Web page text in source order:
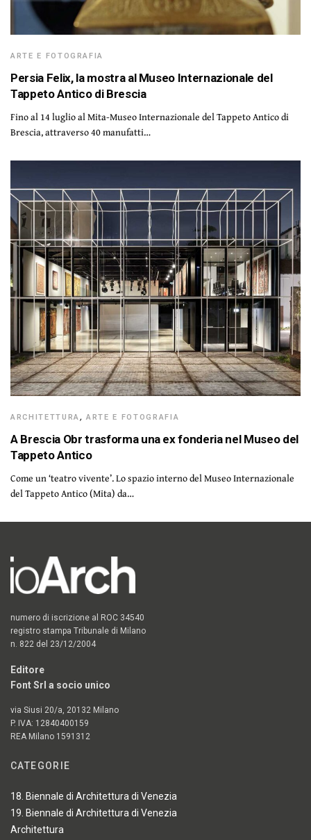
ARTE E FOTOGRAFIA
Persia Felix, la mostra al Museo Internazionale del
Tappeto Antico di Brescia
Fino al 14 luglio al Mita-Museo Internazionale del Tappeto Antico di
Brescia, attraverso 40 manufatti…
ARCHITETTURA,ARTE E FOTOGRAFIA
A Brescia Obr trasforma una ex fonderia nel Museo del
Tappeto Antico
Come un ‘teatro vivente’. Lo spazio interno del Museo Internazionale
del Tappeto Antico (Mita) da…
numero di iscrizione al ROC 34540
registro stampa Tribunale di Milano
n. 822 del 23/12/2004
Editore
Font Srl a socio unico
via Siusi 20/a, 20132 Milano
P. IVA: 12840400159
REA Milano 1591312
CATEGORIE
18. Biennale di Architettura di Venezia
19. Biennale di Architettura di Venezia
Architettura